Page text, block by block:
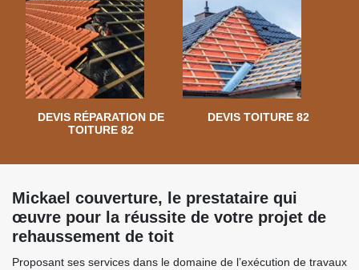
DEVIS RÉPARATION DE
TOITURE 82
DEVIS TOITURE 82
Mickael couverture, le prestataire qui
œuvre pour la réussite de votre projet de
rehaussement de toit
Proposant ses services dans le domaine de l’exécution de travaux